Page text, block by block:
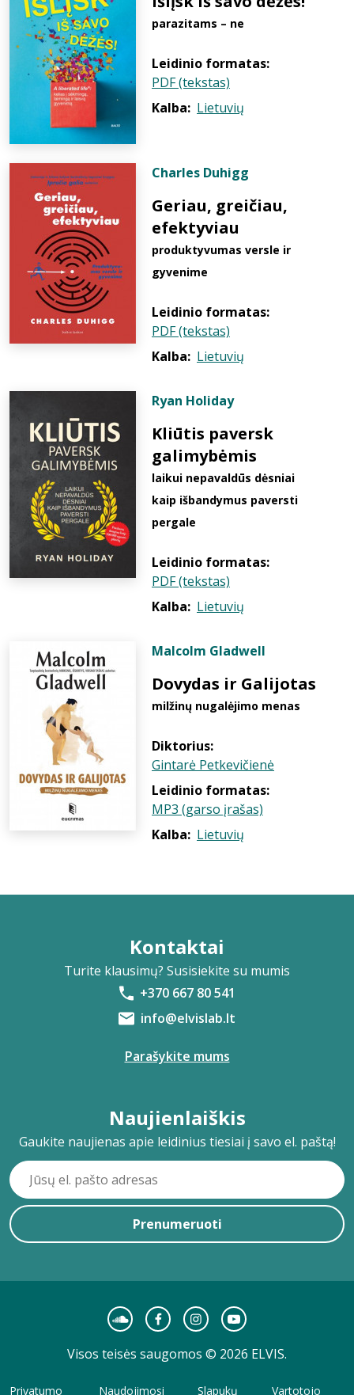
parazitams – ne
Leidinio formatas:
PDF (tekstas)
Kalba: Lietuvių
Charles Duhigg
Geriau, greičiau,
efektyviau
produktyvumas versle ir
gyvenime
Leidinio formatas:
PDF (tekstas)
Kalba: Lietuvių
Ryan Holiday
Kliūtis paversk
galimybėmis
laikui nepavaldūs dėsniai
kaip išbandymus paversti
pergale
Leidinio formatas:
PDF (tekstas)
Kalba: Lietuvių
Malcolm Gladwell
Dovydas ir Galijotas
milžinų nugalėjimo menas
Diktorius:
Gintarė Petkevičienė
Leidinio formatas:
MP3 (garso įrašas)
Kalba: Lietuvių
Kontaktai
Turite klausimų? Susisiekite su mumis
+370 667 80 541
info@elvislab.lt
Parašykite mums
Naujienlaiškis
Gaukite naujienas apie leidinius tiesiai į savo el. paštą!
Prenumeruoti
Visos teisės saugomos © 2026 ELVIS.
Privatumo Naudojimosi Slapukų Vartotojo